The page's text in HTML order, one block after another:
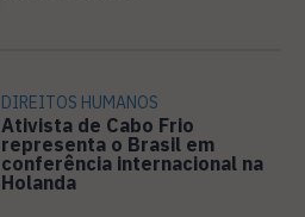
DIREITOS HUMANOS
Ativista de Cabo Frio
representa o Brasil em
conferência internacional na
Holanda